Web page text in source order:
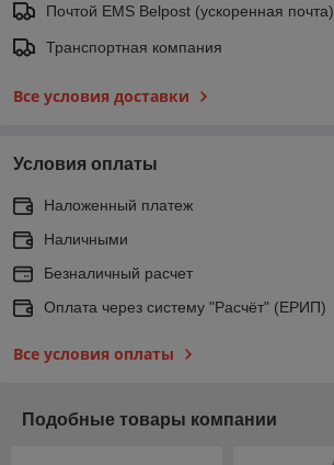
Почтой EMS Belpost (ускоренная почта).
Транспортная компания
Все условия доставки
Условия оплаты
Наложенный платеж
Наличными
Безналичный расчет
Оплата через систему "Расчёт" (ЕРИП)
Все условия оплаты
Подобные товары компании